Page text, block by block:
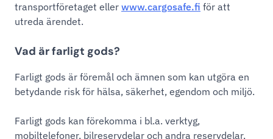
transportföretaget eller www.cargosafe.fi för att
utreda ärendet.
Vad är farligt gods?
Farligt gods är föremål och ämnen som kan utgöra en
betydande risk för hälsa, säkerhet, egendom och miljö.
Farligt gods kan förekomma i bl.a. verktyg,
mobiltelefoner, bilreservdelar och andra reservdelar,